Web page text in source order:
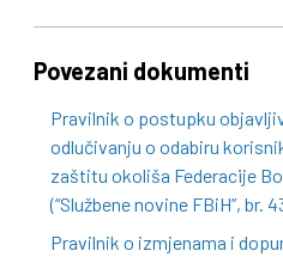
Povezani dokumenti
Pravilnik o postupku
odlučivanju o odabiru
zaštitu okoliša Federacije
(“Službene novine FBiH”, br.
Pravilnik o izmjenama i